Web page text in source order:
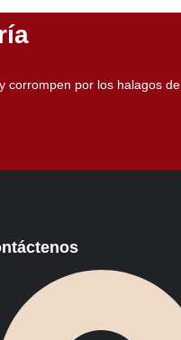
corrompen por los halagos de